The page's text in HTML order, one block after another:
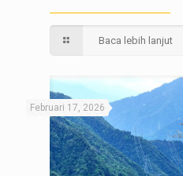
Baca lebih lanjut
Februari 17, 2026